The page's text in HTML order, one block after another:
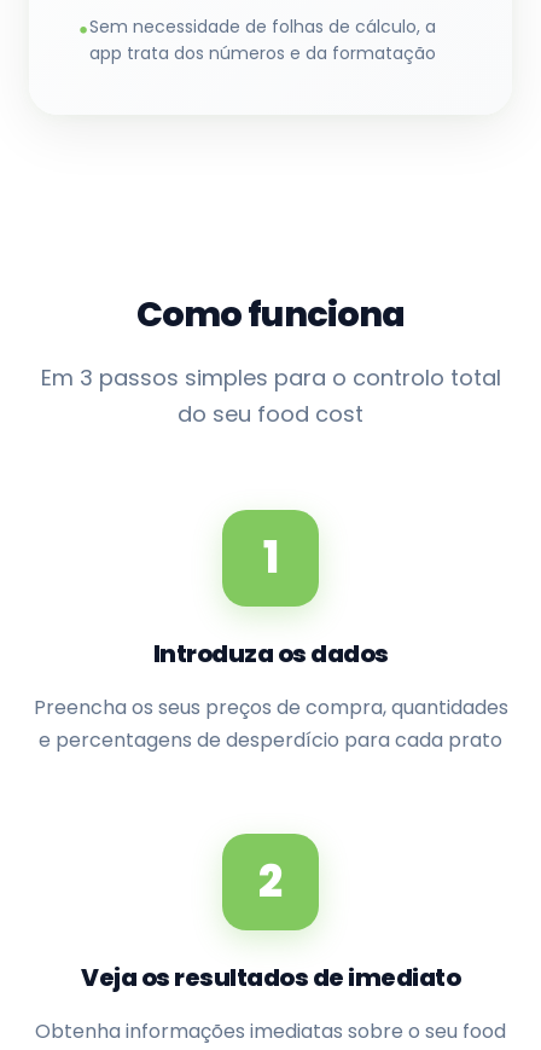
•Sem necessidade de folhas de cálculo, a
app trata dos números e da formatação
Como funciona
Em 3 passos simples para o controlo total
do seu food cost
1
Introduza os dados
Preencha os seus preços de compra, quantidades
e percentagens de desperdício para cada prato
2
Veja os resultados de imediato
Obtenha informações imediatas sobre o seu food